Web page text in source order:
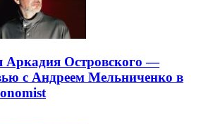
Аркадия Островского —
с Андреем Мельниченко в